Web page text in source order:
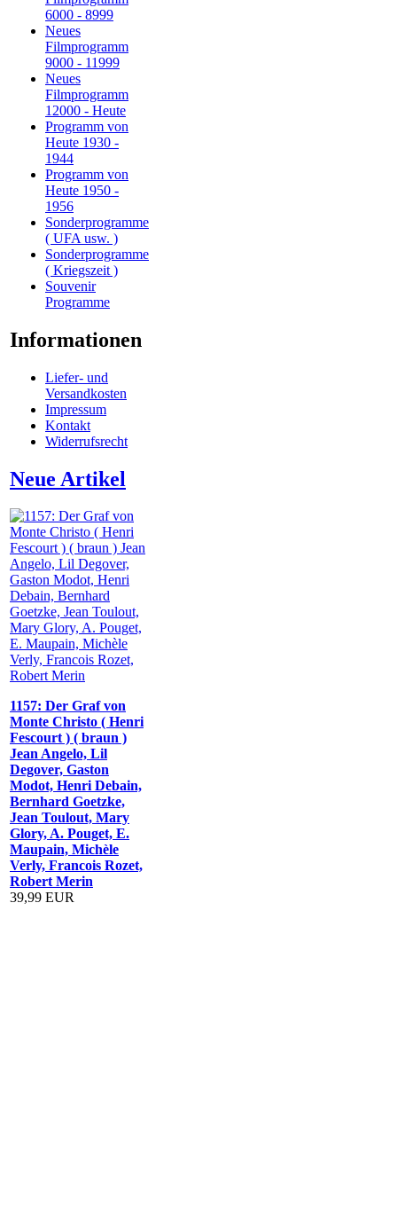
6000 - 8999
Neues
Filmprogramm
9000 - 11999
Neues
Filmprogramm
12000 - Heute
Programm von
Heute 1930 -
1944
Programm von
Heute 1950 -
1956
Sonderprogramme
( UFA usw. )
Sonderprogramme
( Kriegszeit )
Souvenir
Programme
Informationen
Liefer- und
Versandkosten
Impressum
Kontakt
Widerrufsrecht
Neue Artikel
1157: Der Graf von
Monte Christo ( Henri
Fescourt ) ( braun )
Jean Angelo, Lil
Degover, Gaston
Modot, Henri Debain,
Bernhard Goetzke,
Jean Toulout, Mary
Glory, A. Pouget, E.
Maupain, Michèle
Verly, Francois Rozet,
Robert Merin
39,99 EUR